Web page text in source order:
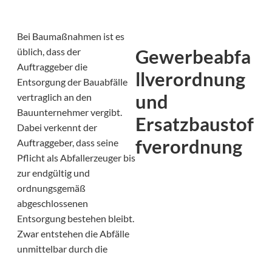
Bei Baumaßnahmen ist es
üblich, dass der
Auftraggeber die
Entsorgung der Bauabfälle
vertraglich an den
Bauunternehmer vergibt.
Dabei verkennt der
Auftraggeber, dass seine
Pflicht als Abfallerzeuger bis
zur endgültig und
ordnungsgemäß
abgeschlossenen
Entsorgung bestehen bleibt.
Zwar entstehen die Abfälle
unmittelbar durch die
Gewerbeabfa
llverordnung
und
Ersatzbaustof
fverordnung